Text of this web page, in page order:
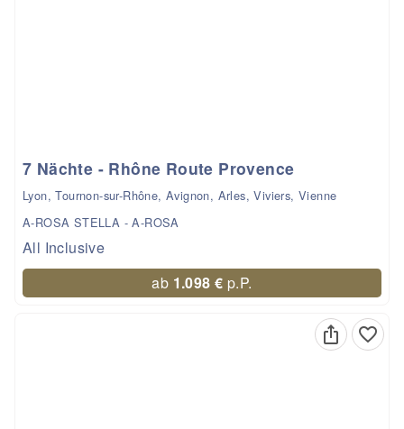
7 Nächte - Rhône Route Provence
Lyon, Tournon-sur-Rhône, Avignon, Arles, Viviers, Vienne
A-ROSA STELLA - A-ROSA
All Inclusive
ab 1.098 € p.P.